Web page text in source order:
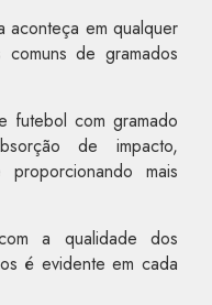
aconteça em qualquer
de gramados
futebol com gramado
de impacto,
mais
a qualidade dos
é evidente em cada